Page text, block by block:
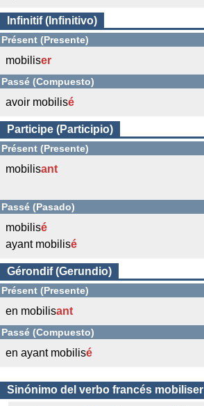
Infinitif (Infinitivo)
Présent (Presente)
mobiliser
Passé (Compuesto)
avoir mobilisé
Participe (Participio)
Présent (Presente)
mobilisant
Passé (Pasado)
mobilisé
ayant mobilisé
Gérondif (Gerundio)
Présent (Presente)
en mobilisant
Passé (Compuesto)
en ayant mobilisé
Sinónimo del verbo francés mobiliser